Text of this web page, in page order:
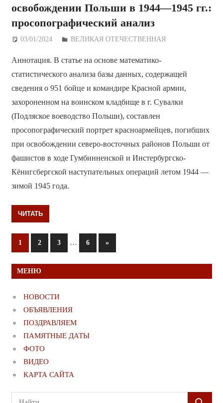
освобождении Польши в 1944—1945 гг.:
просопографический анализ
03/01/2024 Дежурный по Редакции
ВЕЛИКАЯ ОТЕЧЕСТВЕННАЯ
Аннотация. В статье на основе математико-
статистического анализа базы данных, содержащей
сведения о 951 бойце и командире Красной армии,
захороненном на воинском кладбище в г. Сувалки
(Подляское воеводство Польши), составлен
просопографический портрет красноармейцев, погибших
при освобождении северо-восточных районов Польши от
фашистов в ходе Гумбинненской и Инстербургско-
Кёнигсбергской наступательных операций летом 1944 —
зимой 1945 года.
ЧИТАТЬ
Пагинация
записей
1 2 3 … 6
Следующие
записи
»
МЕНЮ
НОВОСТИ
ОБЪЯВЛЕНИЯ
ПОЗДРАВЛЯЕМ
ПАМЯТНЫЕ ДАТЫ
ФОТО
ВИДЕО
КАРТА САЙТА
Поиск